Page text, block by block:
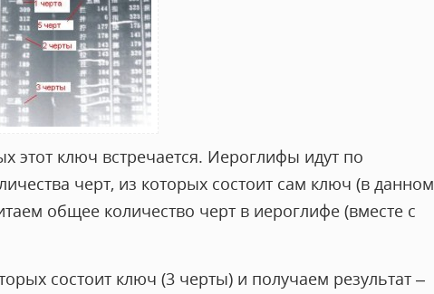
этот ключ встречается. Иероглифы идут по
черт, из которых состоит сам ключ (в данном
общее количество черт в иероглифе (вместе с
состоит ключ (3 черты) и получаем результат –